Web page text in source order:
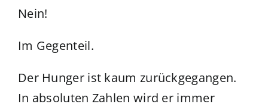
Nein!
Im Gegenteil.
Der Hunger ist kaum zurückgegangen.
In absoluten Zahlen wird er immer